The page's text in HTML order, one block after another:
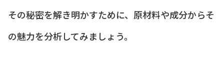
その秘密を解き明かすために、原材料や成分からそ
の魅力を分析してみましょう。